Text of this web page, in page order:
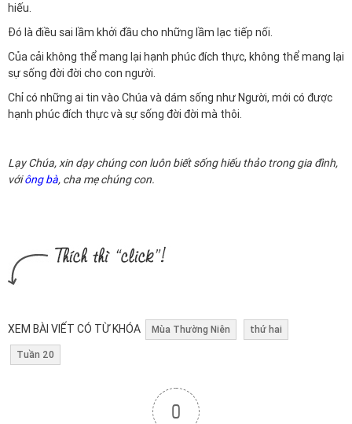
hiếu.
Đó là điều sai lầm khởi đầu cho những lầm lạc tiếp nối.
Của cải không thể mang lại hạnh phúc đích thực, không thể mang lại
sự sống đời đời cho con người.
Chỉ có những ai tin vào Chúa và dám sống như Người, mới có được
hạnh phúc đích thực và sự sống đời đời mà thôi.
Lạy Chúa, xin dạy chúng con luôn biết sống hiếu thảo trong gia đình,
vớiông bà, cha mẹ chúng con.
XEM BÀI VIẾT CÓ TỪ KHÓA Mùa Thường Niên thứ hai
Tuần 20
0